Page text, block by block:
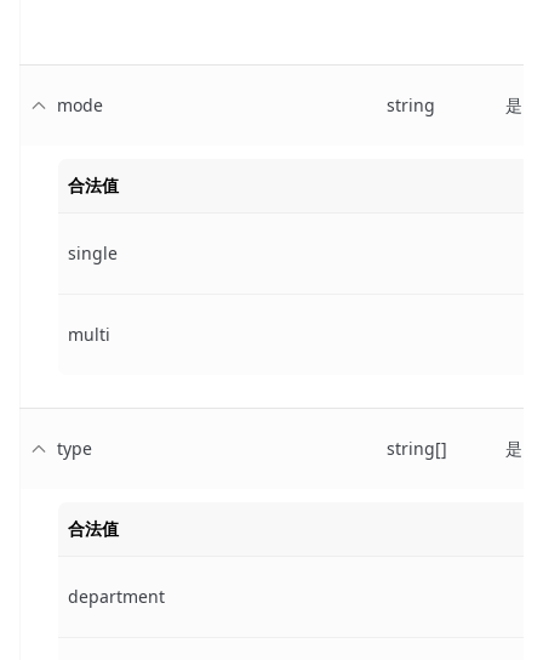
mode string 是
合法值
single
multi
type string[] 是
合法值
department